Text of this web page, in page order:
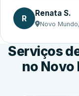
R Renata S.
Novo
Serviços
no Novo